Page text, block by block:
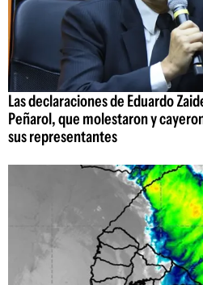
Las declaraciones de Eduardo
Peñarol, que molestaron y
sus representantes